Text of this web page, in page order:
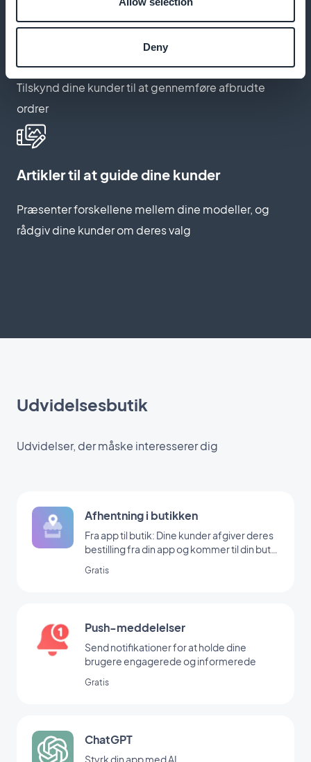
Deny
Automatisk genstart af kurven
Tilskynd dine kunder til at gennemføre afbrudte
ordrer
Artikler til at guide dine kunder
Præsenter forskellene mellem dine modeller, og
rådgiv dine kunder om deres valg
Udvidelsesbutik
Udvidelser, der måske interesserer dig
Afhentning i butikken
Fra app til butik: Dine kunder afgiver deres
bestilling fra din app og kommer til din butik
Gratis
Push-meddelelser
Send notifikationer for at holde dine
brugere engagerede og informerede
Gratis
ChatGPT
Styrk din app med AI